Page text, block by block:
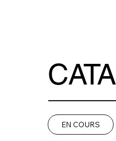
EN COURS